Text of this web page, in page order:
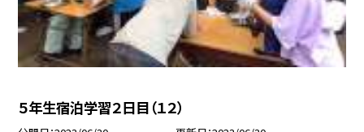
５年生宿泊学習２日目（１２）